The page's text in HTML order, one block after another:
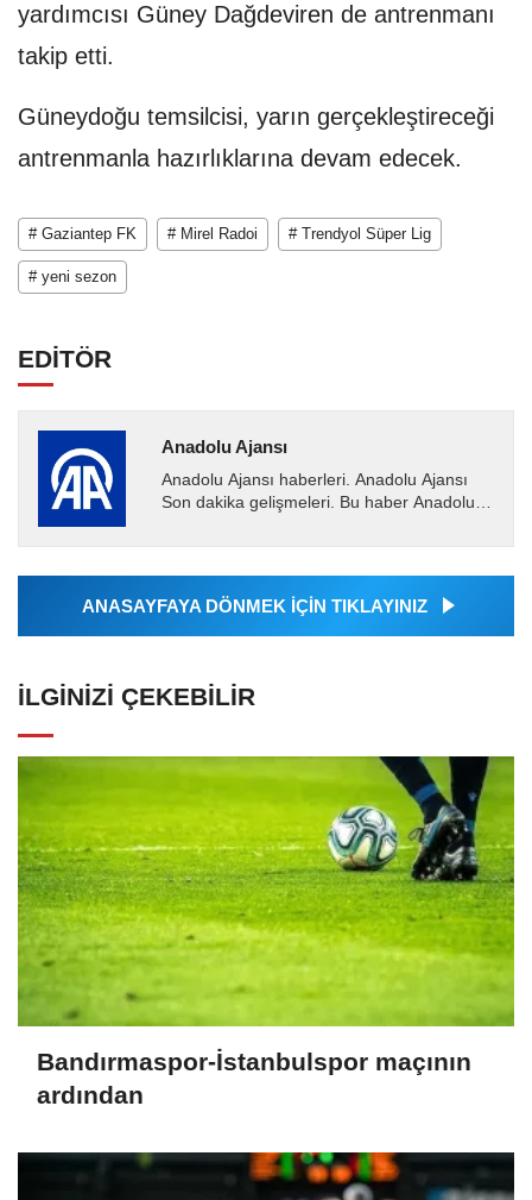
yardımcısı Güney Dağdeviren de antrenmanı
takip etti.
Güneydoğu temsilcisi, yarın gerçekleştireceği
antrenmanla hazırlıklarına devam edecek.
# Gaziantep FK # Mirel Radoi # Trendyol Süper Lig
# yeni sezon
EDİTÖR
Anadolu Ajansı
Anadolu Ajansı haberleri. Anadolu Ajansı
Son dakika gelişmeleri. Bu haber Anadolu
Ajansı tarafından...
ANASAYFAYA DÖNMEK İÇİN TIKLAYINIZ
İLGINIZI ÇEKEBILIR
Bandırmaspor-İstanbulspor maçının
ardından